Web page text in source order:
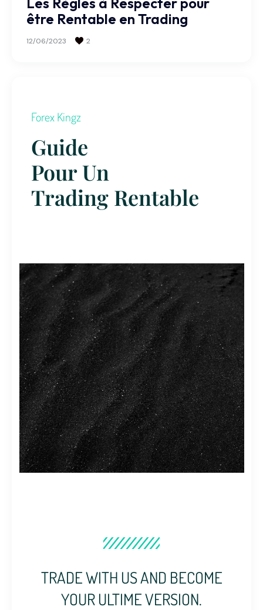
être Rentable en Trading
12/06/2023 2
Forex Kingz
Guide
Pour Un
Trading Rentable
TRADE WITH US AND BECOME
YOUR ULTIME VERSION.